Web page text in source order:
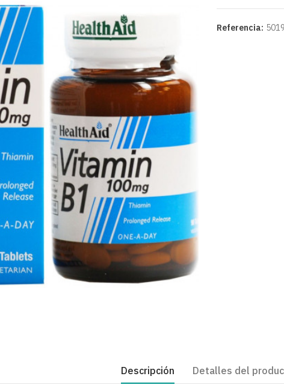
Referencia:
Descripción Detalles del